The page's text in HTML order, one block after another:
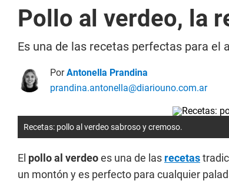
Pollo al verdeo, la
Es una de las recetas perfectas para el
PorAntonella Prandina
prandina.antonella@diariouno.com.ar
Recetas: pollo al verdeo sabroso y cremoso.
El pollo al verdeoes una de las recetas
un montón y es perfecto para cualquier